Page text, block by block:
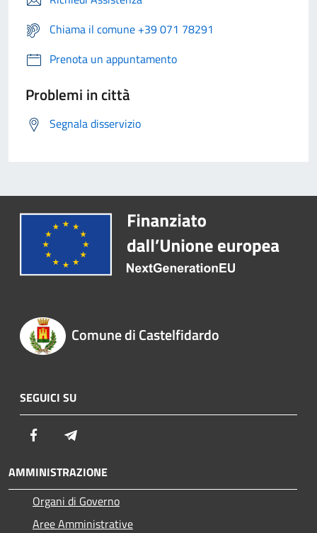
Chiama il comune +39 071 78291
Prenota un appuntamento
Problemi in città
Segnala disservizio
Comune di Castelfidardo
SEGUICI SU
Facebook
AMMINISTRAZIONE
Organi di Governo
Aree Amministrative